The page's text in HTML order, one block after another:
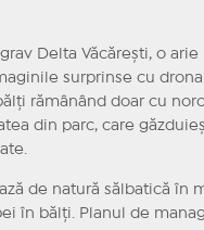
Delta Văcărești, o
surprinse cu
rămânând doar cu
din parc, care
de natură sălbatică în
în bălți. Planul de